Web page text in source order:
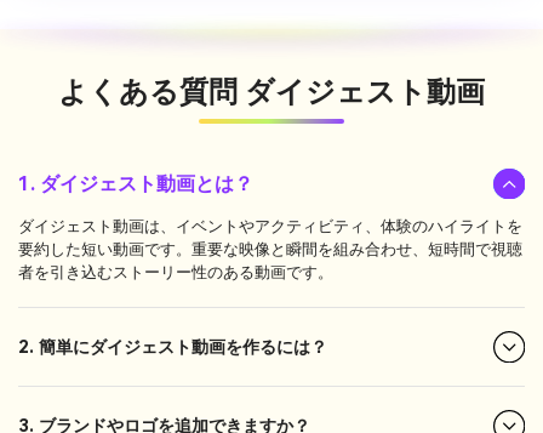
よくある質問 ダイジェスト動画
1. ダイジェスト動画とは？
ダイジェスト動画は、イベントやアクティビティ、体験のハイライトを
要約した短い動画です。重要な映像と瞬間を組み合わせ、短時間で視聴
者を引き込むストーリー性のある動画です。
2. 簡単にダイジェスト動画を作るには？
3. ブランドやロゴを追加できますか？